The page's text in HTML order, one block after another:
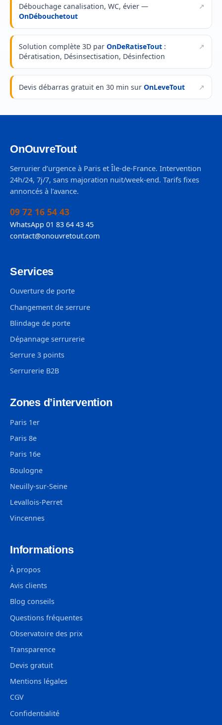
Débouchage canalisation, WC, évier —
OnDébouchetout
Solution complète 3D par OnDeRatiseTout:
Dératisation, Désinsectisation, Désinfection
Devis débarras gratuit en 30 min sur OnLeveTout
OnOuvreTout
Serrurier d’urgence à Paris et Île-de-France. Intervention
24h/24, 7j/7, sans majoration nuit/week-end. Tarifs fixes
annoncés à l’avance.
09 72 16 54 43
WhatsApp 01 83 64 43 45
contact@onouvretout.com
Services
Ouverture de porte
Changement de serrure
Blindage de porte
Dépannage serrurerie
Serrure 3 points
Serrurerie B2B
Zones d’intervention
Paris 1er
Paris 8e
Paris 16e
Boulogne
Neuilly-sur-Seine
Levallois-Perret
Vincennes
Informations
À propos
Avis clients
Blog conseils
Questions fréquentes
Observatoire des prix
Transparence
Devis gratuit
Mentions légales
CGV
Confidentialité